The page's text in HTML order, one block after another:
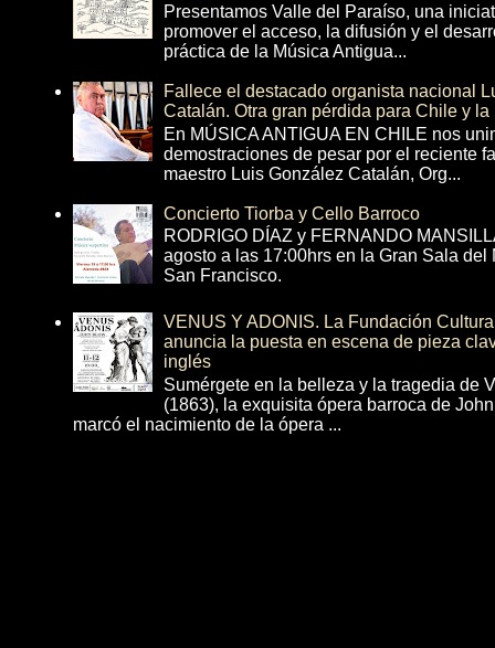
Presentamos Valle del Paraíso, una
promover el acceso, la difusión y el
práctica de la Música Antigua...
Fallece el destacado organista nacional
Catalán. Otra gran pérdida para Chile y la
En MÚSICA ANTIGUA EN CHILE nos
demostraciones de pesar por el reciente
maestro Luis González Catalán, Org...
Concierto Tiorba y Cello Barroco
RODRIGO DÍAZ y FERNANDO
agosto a las 17:00hrs en la Gran Sala
San Francisco.
VENUS Y ADONIS. La Fundación
anuncia la puesta en escena de pieza
inglés
Sumérgete en la belleza y la tragedia de
(1863), la exquisita ópera barroca de
marcó el nacimiento de la ópera ...